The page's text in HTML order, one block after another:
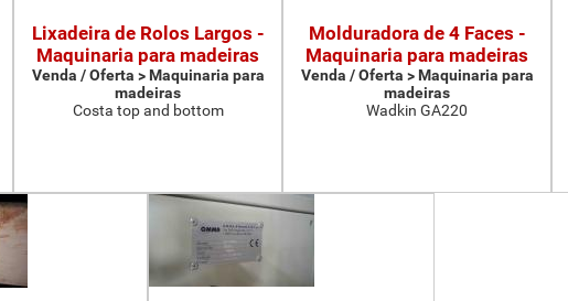
Lixadeira de Rolos Largos -
Maquinaria para madeiras
Venda / Oferta > Maquinaria para
madeiras
Costa top and bottom
Molduradora de 4 Faces -
Maquinaria para madeiras
Venda / Oferta > Maquinaria para
madeiras
Wadkin GA220